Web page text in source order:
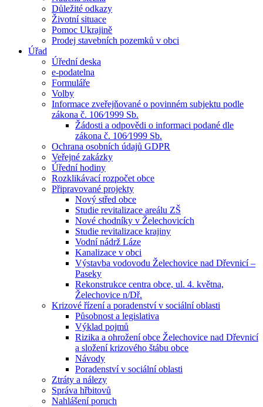
Důležité odkazy
Životní situace
Pomoc Ukrajině
Prodej stavebních pozemků v obci
Úřad
Úřední deska
e-podatelna
Formuláře
Volby
Informace zveřejňované o povinném subjektu podle
zákona č. 106⁄1999 Sb.
Žádosti a odpovědi o informaci podané dle
zákona č. 106⁄1999 Sb.
Ochrana osobních údajů GDPR
Veřejné zakázky
Úřední hodiny
Rozklikávací rozpočet obce
Připravované projekty
Nový střed obce
Studie revitalizace areálu ZŠ
Nové chodníky v Želechovicích
Studie revitalizace krajiny
Vodní nádrž Láze
Kanalizace v obci
Výstavba vodovodu Želechovice nad Dřevnicí –
Paseky
Rekonstrukce centra obce, ul. 4. května,
Želechovice n/Dř.
Krizové řízení a poradenství v sociální oblasti
Působnost a legislativa
Výklad pojmů
Rizika a ohrožení obce Želechovice nad Dřevnicí
a složení krizového štábu obce
Návody
Poradenství v sociální oblasti
Ztráty a nálezy
Správa hřbitovů
Nahlášení poruch